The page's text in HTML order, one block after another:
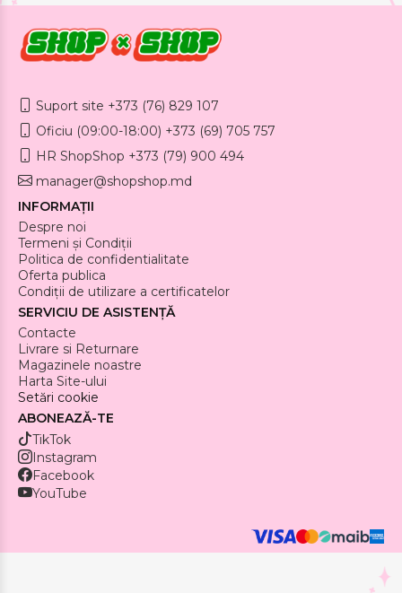
Suport site +373 (76) 829 107
Oficiu (09:00-18:00) +373 (69) 705 757
HR ShopShop +373 (79) 900 494
manager@shopshop.md
INFORMAȚII
Despre noi
Termeni și Condiții
Politica de confidentialitate
Oferta publica
Condiții de utilizare a certificatelor
SERVICIU DE ASISTENȚĂ
Contacte
Livrare si Returnare
Magazinele noastre
Harta Site-ului
Setări cookie
ABONEAZĂ-TE
TikTok
Instagram
Facebook
YouTube